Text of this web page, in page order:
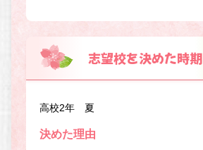
志望校を決めた時期
高校2年 夏
決めた理由